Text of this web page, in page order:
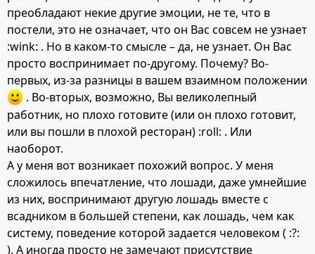
преобладают некие другие эмоции, не те, что в
постели, это не означает, что он Вас совсем не узнает
:wink: . Но в каком-то смысле – да, не узнает. Он Вас
просто воспринимает по-другому. Почему? Во-
первых, из-за разницы в вашем взаимном положении
. Во-вторых, возможно, Вы великолепный
работник, но плохо готовите (или он плохо готовит,
или вы пошли в плохой ресторан) :roll: . Или
наоборот.
А у меня вот возникает похожий вопрос. У меня
сложилось впечатление, что лошади, даже умнейшие
из них, воспринимают другую лошадь вместе с
всадником в большей степени, как лошадь, чем как
систему, поведение которой задается человеком ( :?:
). А иногда просто не замечают присутствие